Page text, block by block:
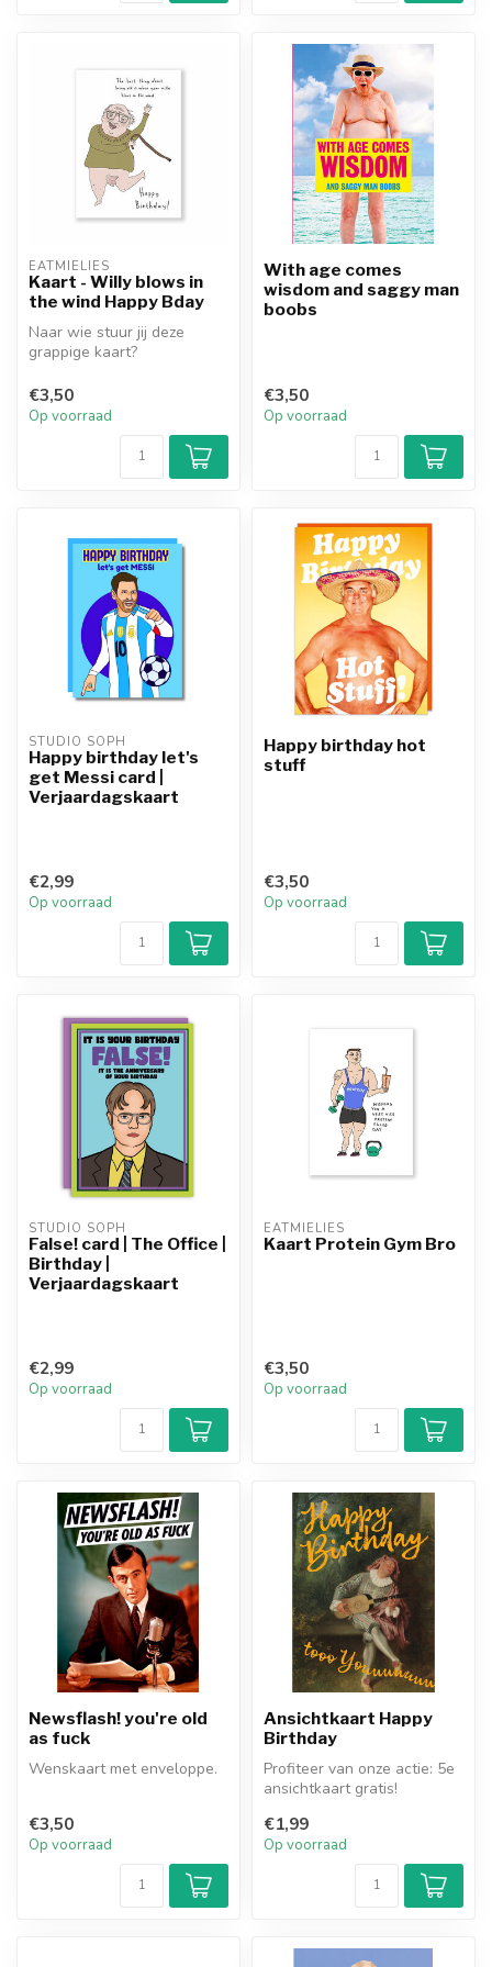
EATMIELIES
Kaart - Willy blows in
the wind Happy Bday
Naar wie stuur jij deze
grappige kaart?
€3,50
Op voorraad
With age comes
wisdom and saggy man
boobs
€3,50
Op voorraad
STUDIO SOPH
Happy birthday let's
get Messi card |
Verjaardagskaart
€2,99
Op voorraad
Happy birthday hot
stuff
€3,50
Op voorraad
STUDIO SOPH
False! card | The Office |
Birthday |
Verjaardagskaart
€2,99
Op voorraad
EATMIELIES
Kaart Protein Gym Bro
€3,50
Op voorraad
Newsflash! you're old
as fuck
Wenskaart met enveloppe.
€3,50
Op voorraad
Ansichtkaart Happy
Birthday
Profiteer van onze actie: 5e
ansichtkaart gratis!
€1,99
Op voorraad